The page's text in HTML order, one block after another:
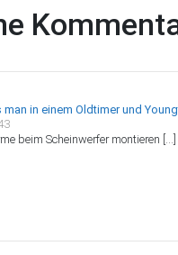
man in einem Oldtimer und
beim Scheinwerfer montieren […]